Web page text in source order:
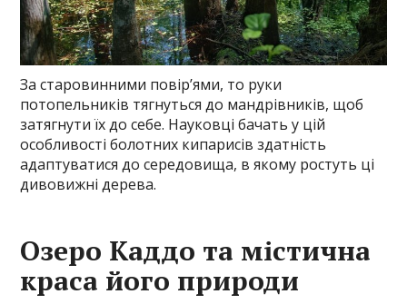
За старовинними повір’ями, то руки
потопельників тягнуться до мандрівників, щоб
затягнути їх до себе. Науковці бачать у цій
особливості болотних кипарисів здатність
адаптуватися до середовища, в якому ростуть ці
дивовижні дерева.
Озеро Каддо та містична
краса його природи